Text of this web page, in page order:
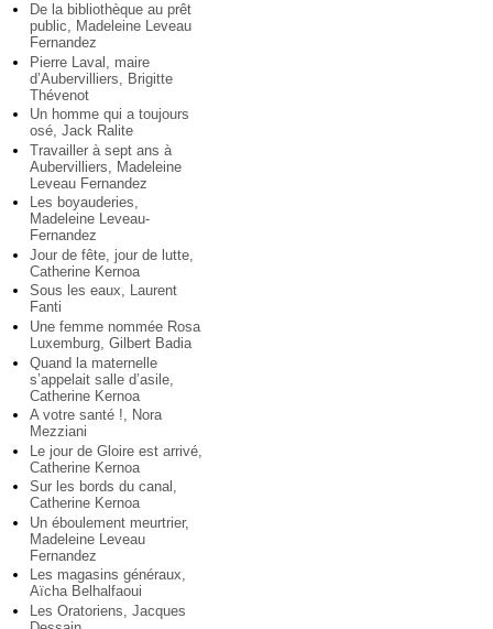
De la bibliothèque au prêt
public, Madeleine Leveau
Fernandez
Pierre Laval, maire
d’Aubervilliers, Brigitte
Thévenot
Un homme qui a toujours
osé, Jack Ralite
Travailler à sept ans à
Aubervilliers, Madeleine
Leveau Fernandez
Les boyauderies,
Madeleine Leveau-
Fernandez
Jour de fête, jour de lutte,
Catherine Kernoa
Sous les eaux, Laurent
Fanti
Une femme nommée Rosa
Luxemburg, Gilbert Badia
Quand la maternelle
s’appelait salle d’asile,
Catherine Kernoa
A votre santé !, Nora
Mezziani
Le jour de Gloire est arrivé,
Catherine Kernoa
Sur les bords du canal,
Catherine Kernoa
Un éboulement meurtrier,
Madeleine Leveau
Fernandez
Les magasins généraux,
Aïcha Belhalfaoui
Les Oratoriens, Jacques